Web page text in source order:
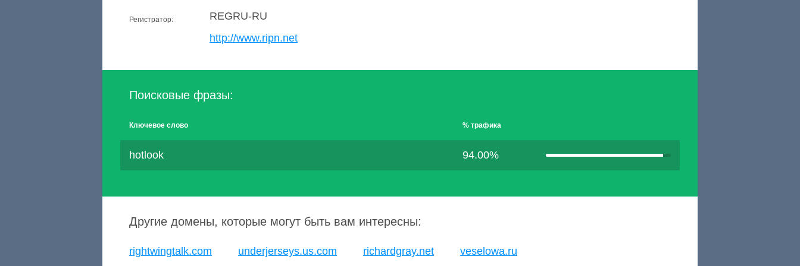
Регистратор:
REGRU-RU
http://www.ripn.net
Поисковые фразы:
Ключевое слово % трафика
hotlook 94.00%
Другие домены, которые могут быть вам интересны:
rightwingtalk.com underjerseys.us.com richardgray.net veselowa.ru